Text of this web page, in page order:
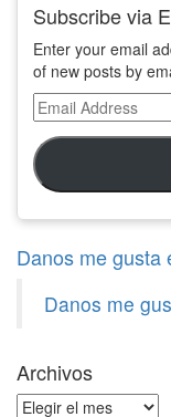
Subscribe via
Enter your email
of new posts by
Email
Address
Danos me gusta
Danos me
Archivos
Archivos